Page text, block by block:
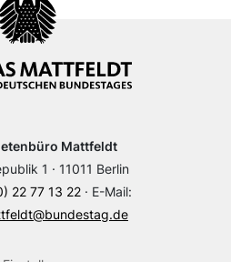
Mattfeldt
1 · 11011 Berlin
22 77 13 22· E-Mail: